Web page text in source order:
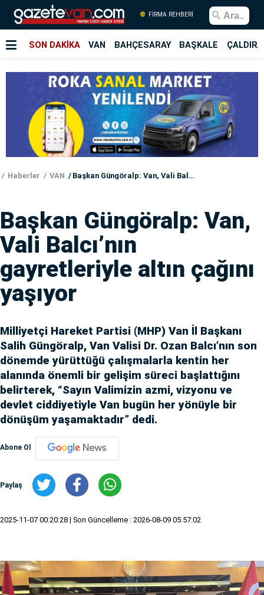
FİRMA REHBERİ
SON DAKİKA VAN BAHÇESARAY BAŞKALE
Haberler VAN Başkan Güngöralp: Van, Vali Balcı’nın gayretleriyle altın çağını yaşıyor
Başkan Güngöralp: Van,
Vali Balcı’nın
gayretleriyle altın çağını
yaşıyor
Milliyetçi Hareket Partisi (MHP) Van İl Başkanı
Salih Güngöralp, Van Valisi Dr. Ozan Balcı’nın son
dönemde yürüttüğü çalışmalarla kentin her
alanında önemli bir gelişim süreci başlattığını
belirterek, “Sayın Valimizin azmi, vizyonu ve
devlet ciddiyetiyle Van bugün her yönüyle bir
dönüşüm yaşamaktadır” dedi.
Abone Ol
Paylaş
2025-11-07 00:20:28 | Son Güncelleme : 2026-08-09 05:57:02